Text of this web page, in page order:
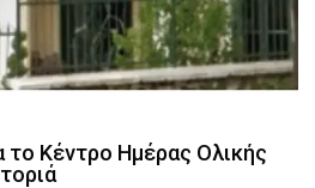
το Κέντρο Ημέρας Ολικής